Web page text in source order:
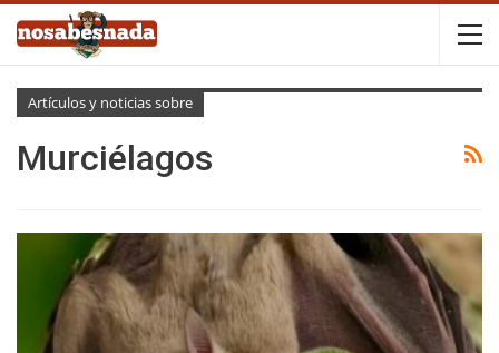
Artículos y noticias sobre
Murciélagos